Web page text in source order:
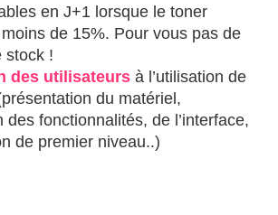
en J+1 lorsque le toner
de 15%. Pour vous pas de
stock !
des utilisateurs à l’utilisation de
du matériel,
des fonctionnalités, de l’interface,
de premier niveau..)